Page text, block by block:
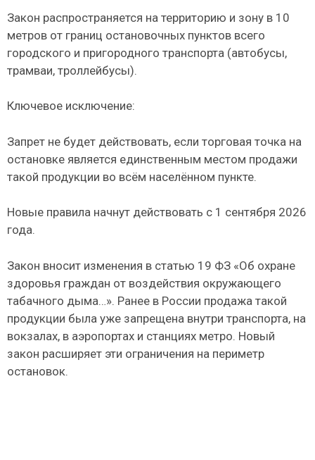
Закон распространяется на территорию и зону в 10
метров от границ остановочных пунктов всего
городского и пригородного транспорта (автобусы,
трамваи, троллейбусы).
Ключевое исключение:
Запрет не будет действовать, если торговая точка на
остановке является единственным местом продажи
такой продукции во всём населённом пункте.
Новые правила начнут действовать с 1 сентября 2026
года.
Закон вносит изменения в статью 19 ФЗ «Об охране
здоровья граждан от воздействия окружающего
табачного дыма…». Ранее в России продажа такой
продукции была уже запрещена внутри транспорта, на
вокзалах, в аэропортах и станциях метро. Новый
закон расширяет эти ограничения на периметр
остановок.